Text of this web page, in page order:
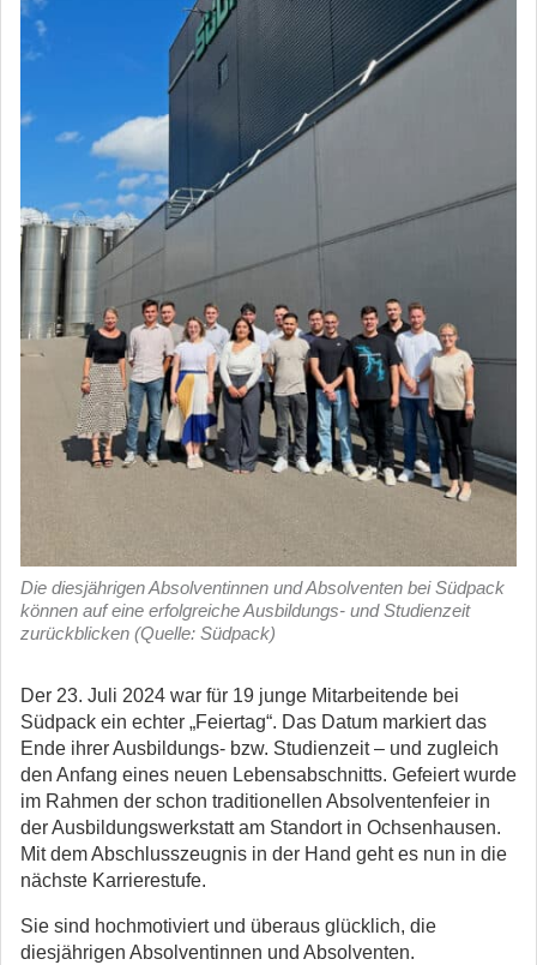
Die diesjährigen Absolventinnen und Absolventen bei Südpack
können auf eine erfolgreiche Ausbildungs- und Studienzeit
zurückblicken (Quelle: Südpack)
Der 23. Juli 2024 war für 19 junge Mitarbeitende bei
Südpack ein echter „Feiertag“. Das Datum markiert das
Ende ihrer Ausbildungs- bzw. Studienzeit – und zugleich
den Anfang eines neuen Lebensabschnitts. Gefeiert wurde
im Rahmen der schon traditionellen Absolventenfeier in
der Ausbildungswerkstatt am Standort in Ochsenhausen.
Mit dem Abschlusszeugnis in der Hand geht es nun in die
nächste Karrierestufe.
Sie sind hochmotiviert und überaus glücklich, die
diesjährigen Absolventinnen und Absolventen.